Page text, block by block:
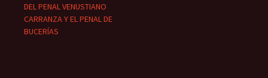
DEL PENAL VENUSTIANO
CARRANZA Y EL PENAL DE
BUCERÍAS